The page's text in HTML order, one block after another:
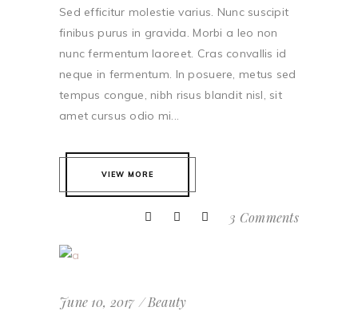
Sed efficitur molestie varius. Nunc suscipit
finibus purus in gravida. Morbi a leo non
nunc fermentum laoreet. Cras convallis id
neque in fermentum. In posuere, metus sed
tempus congue, nibh risus blandit nisl, sit
amet cursus odio mi...
VIEW MORE
3 Comments
June 10, 2017 Beauty